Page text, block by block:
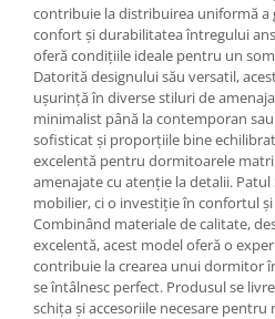
contribuie la distribuirea uniformă
confort și durabilitatea întregului
oferă condițiile ideale pentru un
Datorită designului său versatil,
ușurință în diverse stiluri de
minimalist până la contemporan
sofisticat și proporțiile bine
excelentă pentru dormitoarele
amenajate cu atenție la detalii.
mobilier, ci o investiție în confortul
Combinând materiale de calitate,
excelentă, acest model oferă o
contribuie la crearea unui dormitor
se întâlnesc perfect. Produsul se
schița și accesoriile necesare pentru